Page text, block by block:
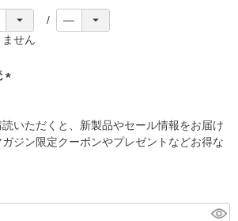
せん
須
)
いただくと、新製品やセール情報をお届け
ジン限定クーポンやプレゼントなどお得な